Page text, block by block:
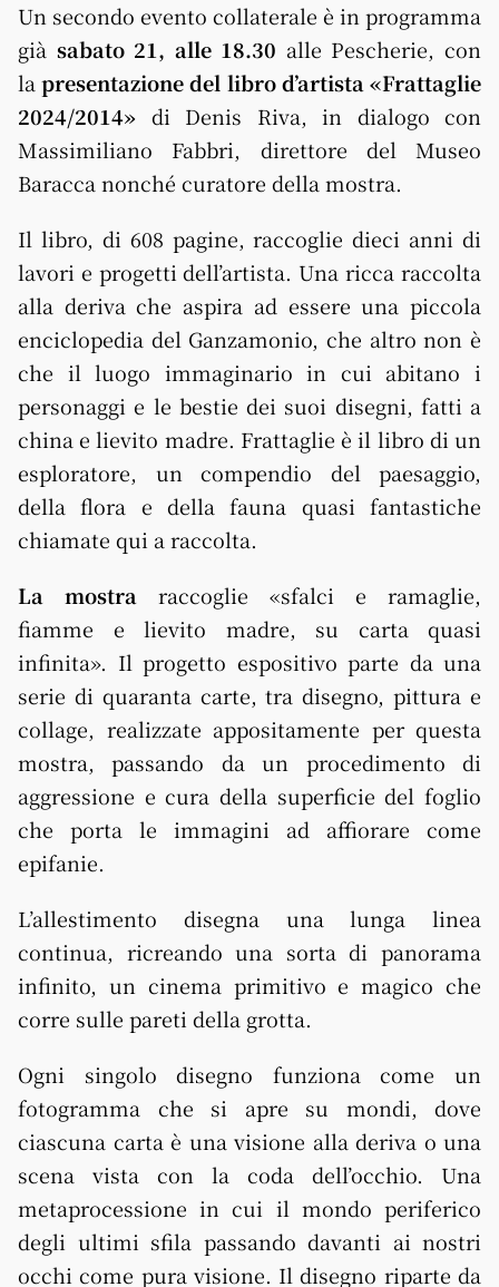
Un secondo evento collaterale è in programma
già sabato 21, alle 18.30 alle Pescherie, con
la presentazione del libro d’artista «Frattaglie
2024/2014» di Denis Riva, in dialogo con
Massimiliano Fabbri, direttore del Museo
Baracca nonché curatore della mostra.
Il libro, di 608 pagine, raccoglie dieci anni di
lavori e progetti dell’artista. Una ricca raccolta
alla deriva che aspira ad essere una piccola
enciclopedia del Ganzamonio, che altro non è
che il luogo immaginario in cui abitano i
personaggi e le bestie dei suoi disegni, fatti a
china e lievito madre. Frattaglie è il libro di un
esploratore, un compendio del paesaggio,
della flora e della fauna quasi fantastiche
chiamate qui a raccolta.
La mostra raccoglie «sfalci e ramaglie,
fiamme e lievito madre, su carta quasi
infinita». Il progetto espositivo parte da una
serie di quaranta carte, tra disegno, pittura e
collage, realizzate appositamente per questa
mostra, passando da un procedimento di
aggressione e cura della superficie del foglio
che porta le immagini ad affiorare come
epifanie.
L’allestimento disegna una lunga linea
continua, ricreando una sorta di panorama
infinito, un cinema primitivo e magico che
corre sulle pareti della grotta.
Ogni singolo disegno funziona come un
fotogramma che si apre su mondi, dove
ciascuna carta è una visione alla deriva o una
scena vista con la coda dell’occhio. Una
metaprocessione in cui il mondo periferico
degli ultimi sfila passando davanti ai nostri
occhi come pura visione. Il disegno riparte da